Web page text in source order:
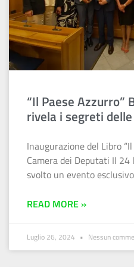
“Il Paese Azzurro”
rivela i segreti
Inaugurazione del Libro
Camera dei Deputati Il
svolto un evento
READ MORE »
Luglio 26, 2024 Nessun